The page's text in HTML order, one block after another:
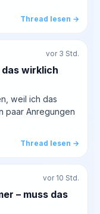
Thread lesen →
vor 3 Std.
das wirklich
weil ich das
paar Anregungen
Thread lesen →
vor 10 Std.
– muss das